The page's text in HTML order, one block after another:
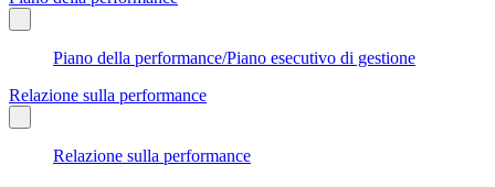
Piano della performance/Piano esecutivo di gestione
Relazione sulla performance
Relazione sulla performance